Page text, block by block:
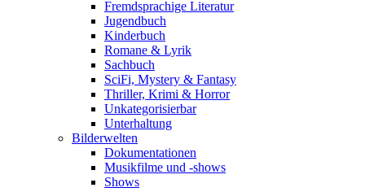
Fremdsprachige Literatur
Jugendbuch
Kinderbuch
Romane & Lyrik
Sachbuch
SciFi, Mystery & Fantasy
Thriller, Krimi & Horror
Unkategorisierbar
Unterhaltung
Bilderwelten
Dokumentationen
Musikfilme und -shows
Shows